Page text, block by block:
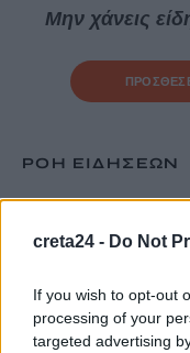
creta24 - Do Not
If you wish to opt-out
processing of your
targeted advertising
Μην χάνεις
ΡΟΗ ΕΙΔΗΣΕΩΝ
το voucher διακοπών
Ηράκλειο: